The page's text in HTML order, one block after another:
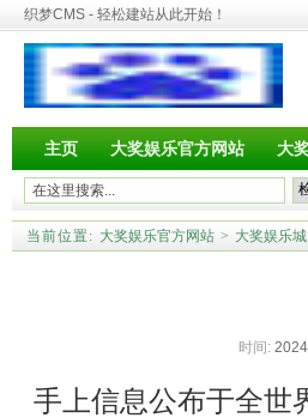
织梦CMS - 轻松建站从此开始！
主页 大奖娱乐官方网站 大
当前位置: 大奖娱乐官方网站 > 大奖娱乐城
时间:
手上信息公布于全世